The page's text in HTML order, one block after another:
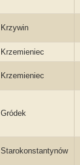
Krzywin
Krzemieniec
Krzemieniec
Gródek
Starokonstantynów